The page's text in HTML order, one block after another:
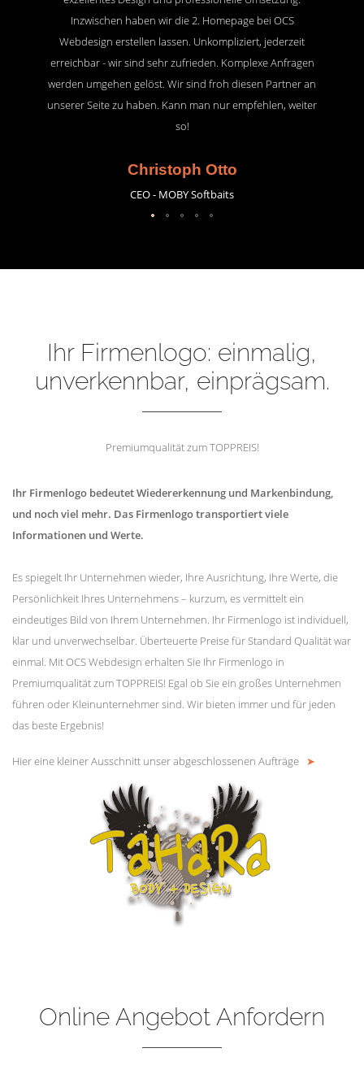
Inzwischen haben wir die 2. Homepage bei OCS
Webdesign erstellen lassen. Unkompliziert, jederzeit
erreichbar - wir sind sehr zufrieden. Komplexe Anfragen
werden umgehen gelöst. Wir sind froh diesen Partner an
unserer Seite zu haben. Kann man nur empfehlen, weiter
so!
Christoph Otto
CEO - MOBY Softbaits
Ihr Firmenlogo: einmalig,
unverkennbar, einprägsam.
Premiumqualität zum TOPPREIS!
Ihr Firmenlogo bedeutet Wiedererkennung und Markenbindung,
und noch viel mehr. Das Firmenlogo transportiert viele
Informationen und Werte.
Es spiegelt Ihr Unternehmen wieder, Ihre Ausrichtung, Ihre Werte, die
Persönlichkeit Ihres Unternehmens – kurzum, es vermittelt ein
eindeutiges Bild von Ihrem Unternehmen. Ihr Firmenlogo ist individuell,
klar und unverwechselbar. Überteuerte Preise für Standard Qualität war
einmal. Mit OCS Webdesign erhalten Sie Ihr Firmenlogo in
Premiumqualität zum TOPPREIS! Egal ob Sie ein großes Unternehmen
führen oder Kleinunternehmer sind. Wir bieten immer und für jeden
das beste Ergebnis!
Hier eine kleiner Ausschnitt unser abgeschlossenen Aufträge ➤
Online Angebot Anfordern